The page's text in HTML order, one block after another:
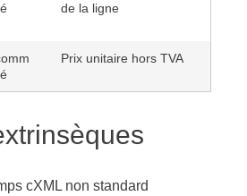
de la ligne
Prix unitaire hors TVA
cXML non standard